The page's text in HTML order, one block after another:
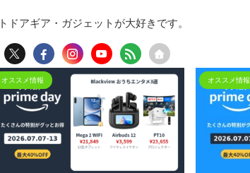
アギア・ガジェットが大好きです。
オススメ情報 オススメ情報